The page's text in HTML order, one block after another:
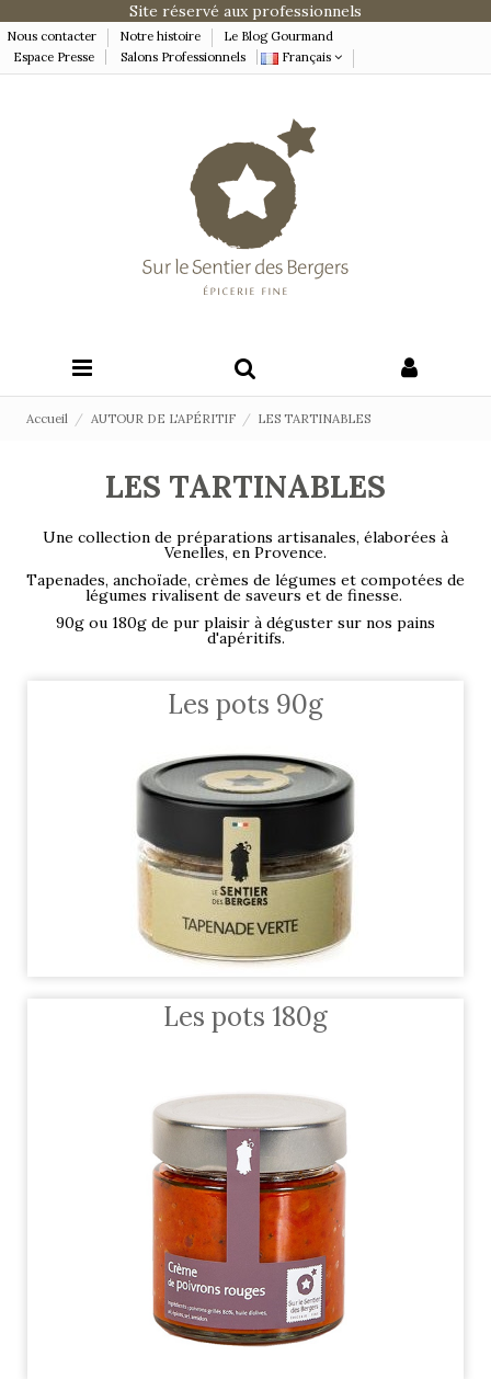
Site réservé aux professionnels
Nous contacter Notre histoire
Le Blog Gourmand
Espace Presse
Salons Professionnels Français
Accueil AUTOUR DE L'APÉRITIF LES TARTINABLES
LES TARTINABLES
Une collection de préparations artisanales, élaborées à
Venelles, en Provence.
Tapenades, anchoïade, crèmes de légumes et compotées de
légumes rivalisent de saveurs et de finesse.
90g ou 180g de pur plaisir à déguster sur nos pains
d'apéritifs.
Les pots 90g
Les pots 180g